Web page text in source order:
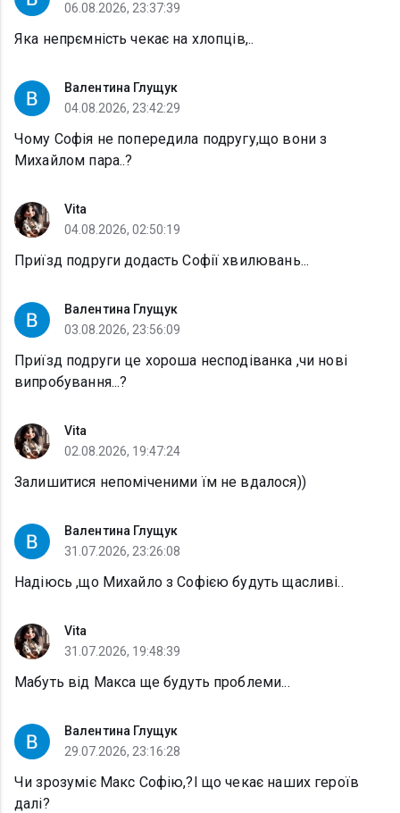
06.08.2026, 23:37:39
Яка непрємність чекає на хлопців,..
Валентина Глущук
04.08.2026, 23:42:29
Чому Софія не попередила подругу,що вони з
Михайлом пара..?
Vita
04.08.2026, 02:50:19
Приїзд подруги додасть Софії хвилювань...
Валентина Глущук
03.08.2026, 23:56:09
Приїзд подруги це хороша несподіванка ,чи нові
випробування...?
Vita
02.08.2026, 19:47:24
Залишитися непоміченими їм не вдалося))
Валентина Глущук
31.07.2026, 23:26:08
Надіюсь ,що Михайло з Софією будуть щасливі..
Vita
31.07.2026, 19:48:39
Мабуть від Макса ще будуть проблеми...
Валентина Глущук
29.07.2026, 23:16:28
Чи зрозуміє Макс Софію,?І що чекає наших героїв
далі?